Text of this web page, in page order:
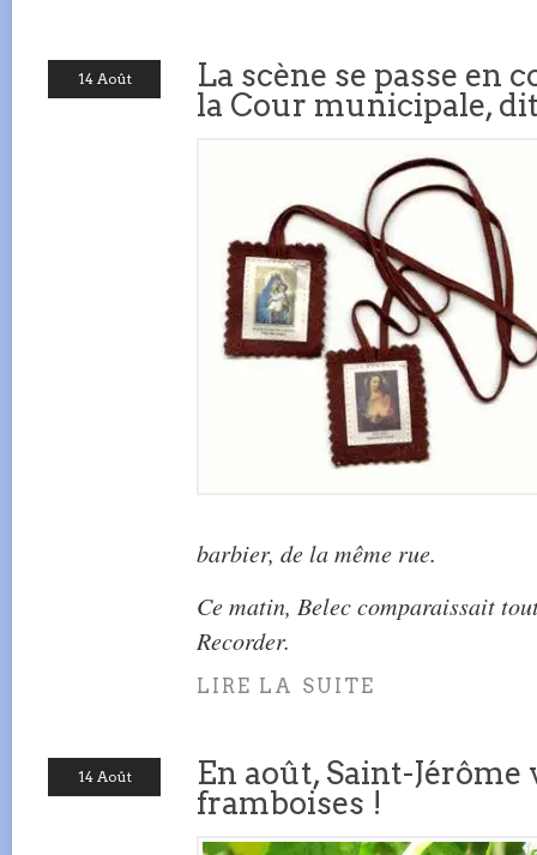
14 Août
La scène se passe en
la Cour municipale,
barbier, de la même rue.
Ce matin, Belec comparaissait
Recorder.
LIRE LA SUITE
14 Août
En août, Saint-Jérôme
framboises !